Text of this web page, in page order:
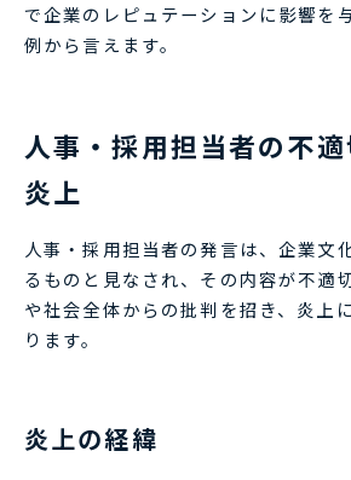
で企業のレピュテーションに影響を
例から言えます。
人事・採用担当者の不
炎上
人事・採用担当者の発言は、企業文
るものと見なされ、その内容が不適
や社会全体からの批判を招き、炎上
ります。
炎上の経緯